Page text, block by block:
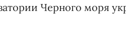
Черного моря